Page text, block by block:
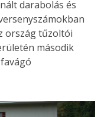
darabolás és
ország tűzoltói
második